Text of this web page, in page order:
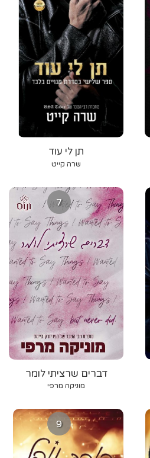
תן לי עוד
שרה קייט
7
דברים שרציתי לומר
מוניקה מרפי
9